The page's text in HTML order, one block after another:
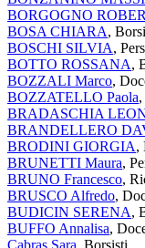
BORGOGNO
BOSA CHIARA,
BOSCHI SILVIA,
BOTTO ROSSANA,
BOZZALI Marco,
BOZZATELLO Paola
BRADASCHIA
BRANDELLERO
BRODINI GIORGIA,
BRUNETTI Maura,
BRUNO Francesco,
BRUSCO Alfredo,
BUDICIN SERENA,
BUFFO Annalisa,